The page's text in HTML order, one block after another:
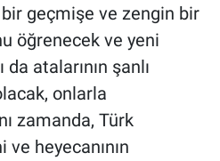
geçmişe ve zengin bir
öğrenecek ve yeni
atalarının şanlı
onlarla
zamanda, Türk
heyecanının